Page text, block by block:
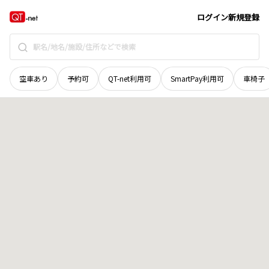
ログイン新規登録
空車あり 予約可 QT-net利用可 SmartPay利用可 車椅子
長野県